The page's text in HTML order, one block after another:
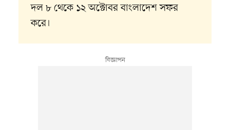
দল ৮ থেকে ১২ অক্টোবর বাংলাদেশ সফর
করে।